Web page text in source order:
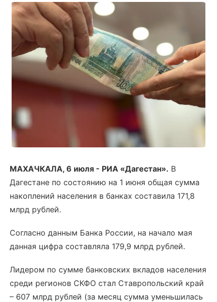
МАХАЧКАЛА, 6 июля - РИА «Дагестан». В
Дагестане по состоянию на 1 июня общая сумма
накоплений населения в банках составила 171,8
млрд рублей.
Согласно данным Банка России, на начало мая
данная цифра составляла 179,9 млрд рублей.
Лидером по сумме банковских вкладов населения
среди регионов СКФО стал Ставропольский край
– 607 млрд рублей (за месяц сумма уменьшилась